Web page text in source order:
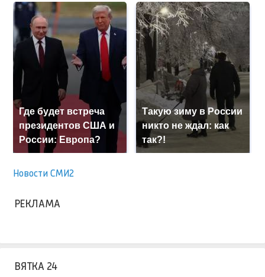
Где будет встреча
президентов США и
России: Европа?
Такую зиму в России
никто не ждал: как
так?!
Новости СМИ2
РЕКЛАМА
ВЯТКА 24